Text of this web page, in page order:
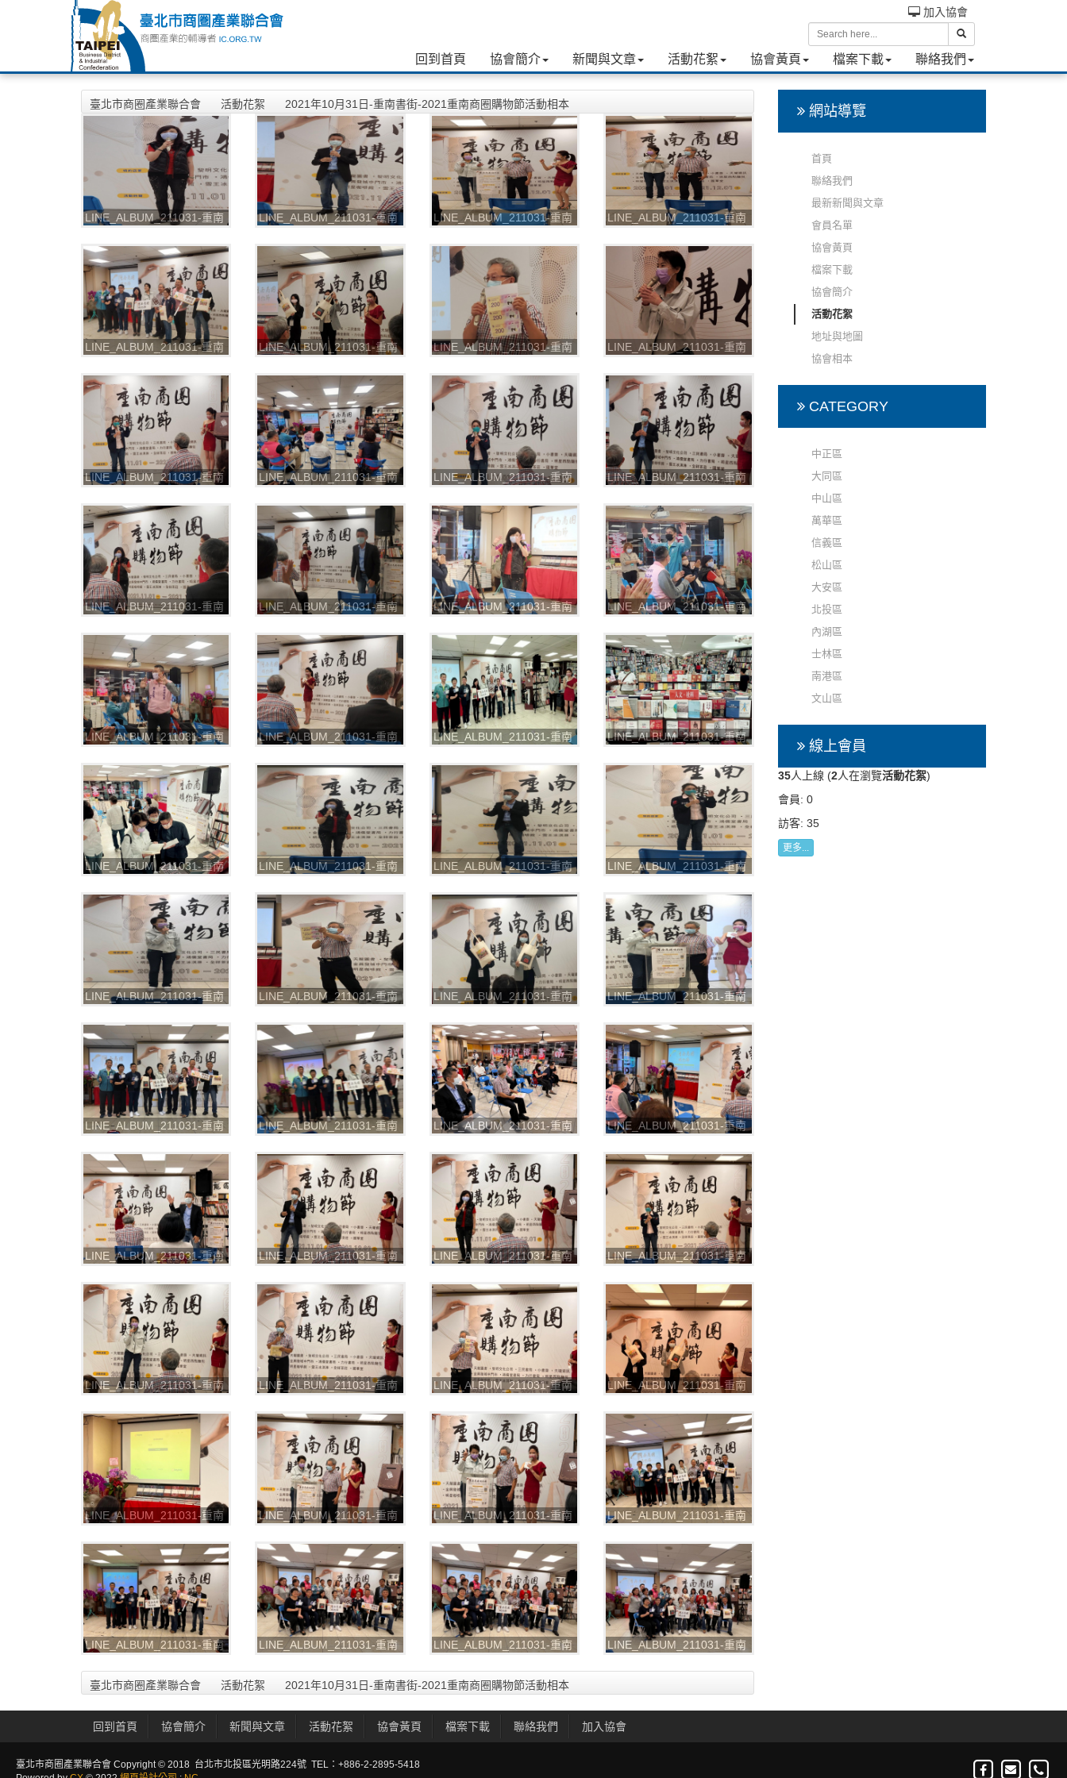
回到首頁 協會簡介 新聞與文章 活動花絮 協會黃頁 檔案下載 聯絡我們
加入協會
臺北市商圈產業聯合會 活動花絮 2021年10月31日-重南書街-2021重南商圈購物節活動相本
LINE_ALBUM_211031-重南
_211102_0
LINE_ALBUM_211031-重南
_211102_1
LINE_ALBUM_211031-重南
_211102_3
LINE_ALBUM_211031-重南
_211102_4
LINE_ALBUM_211031-重南
_211102_8
LINE_ALBUM_211031-重南
_211102_9
LINE_ALBUM_211031-重南
_211102_10
LINE_ALBUM_211031-重南
_211102_14
LINE_ALBUM_211031-重南
_211102_16
LINE_ALBUM_211031-重南
_211102_17
LINE_ALBUM_211031-重南
_211102_20
LINE_ALBUM_211031-重南
_211102_22
LINE_ALBUM_211031-重南
_211102_24
LINE_ALBUM_211031-重南
_211102_26
LINE_ALBUM_211031-重南
_211102_28
LINE_ALBUM_211031-重南
_211102_29
LINE_ALBUM_211031-重南
_211102_31
LINE_ALBUM_211031-重南
_211102_33
LINE_ALBUM_211031-重南
_211102_34
LINE_ALBUM_211031-重南
_211102_36
LINE_ALBUM_211031-重南
_211102_37
LINE_ALBUM_211031-重南
_211102_38
LINE_ALBUM_211031-重南
_211102_40
LINE_ALBUM_211031-重南
_211102_42
LINE_ALBUM_211031-重南
_211102_43
LINE_ALBUM_211031-重南
_211102_45
LINE_ALBUM_211031-重南
_211102_46
LINE_ALBUM_211031-重南
_211102_47
LINE_ALBUM_211031-重南
_211102_49
LINE_ALBUM_211031-重南
_211102_50
LINE_ALBUM_211031-重南
_211102_53
LINE_ALBUM_211031-重南
_211102_55
LINE_ALBUM_211031-重南
_211102_56
LINE_ALBUM_211031-重南
_211102_57
LINE_ALBUM_211031-重南
_211102_59
LINE_ALBUM_211031-重南
_211102_62
LINE_ALBUM_211031-重南
_211102_64
LINE_ALBUM_211031-重南
_211102_67
LINE_ALBUM_211031-重南
_211102_68
LINE_ALBUM_211031-重南
_211102_69
LINE_ALBUM_211031-重南
_211102_70
LINE_ALBUM_211031-重南
_211102_71
LINE_ALBUM_211031-重南
_211102_72
LINE_ALBUM_211031-重南
_211102_75
LINE_ALBUM_211031-重南
_211102_77
LINE_ALBUM_211031-重南
_211102_79
LINE_ALBUM_211031-重南
_211102_81
LINE_ALBUM_211031-重南
臺北市商圈產業聯合會 活動花絮 2021年10月31日-重南書街-2021重南商圈購物節活動相本
網站導覽
首頁
聯絡我們
最新新聞與文章
會員名單
協會黃頁
檔案下載
協會簡介
活動花絮
地址與地圖
協會相本
CATEGORY
中正區
大同區
中山區
萬華區
信義區
松山區
大安區
北投區
內湖區
士林區
南港區
文山區
線上會員
35人上線 (2人在瀏覽活動花絮)
會員: 0
訪客: 35
更多...
回到首頁 協會簡介 新聞與文章 活動花絮 協會黃頁 檔案下載 聯絡我們 加入協會
臺北市商圈產業聯合會 Copyright © 2018 台北市北投區光明路224號 TEL：+886-2-2895-5418